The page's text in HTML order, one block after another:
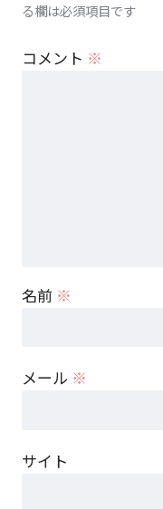
る欄は必須項目です
コメント ※
名前 ※
メール ※
サイト